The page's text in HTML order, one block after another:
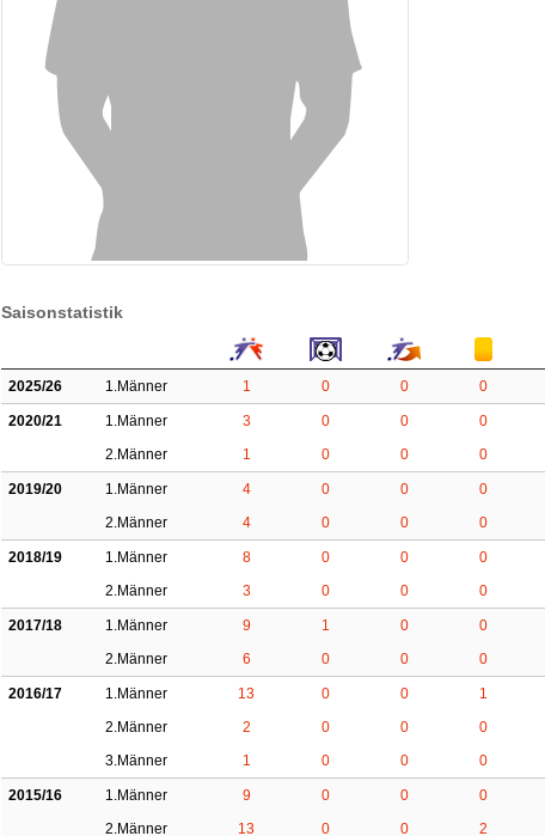
Saisonstatistik
2025/26 1.Männer 1 0 0 0
2020/21 1.Männer 3 0 0 0
2.Männer
1 0 0 0
2019/20 1.Männer 4 0 0 0
2.Männer
4 0 0 0
2018/19 1.Männer 8 0 0 0
2.Männer
3 0 0 0
2017/18 1.Männer 9 1 0 0
2.Männer
6 0 0 0
2016/17 1.Männer 13 0 0 1
2.Männer
2 0 0 0
3.Männer
1 0 0 0
2015/16 1.Männer 9 0 0 0
2.Männer
13 0 0 2